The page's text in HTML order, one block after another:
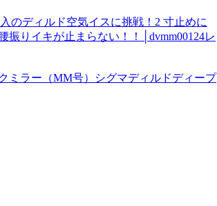
のディルド空気イスに挑戦！2 寸止めに
りイキが止まらない！！│dvmm00124レ
ミラー（MM号） シグマディルドディープ